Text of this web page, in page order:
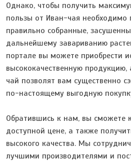
Однако, чтобы получить
пользы от Иван-чая необходимо
правильно собранные,
дальнейшему завариванию
портале вы можете приобрести
высококачественную
чай позволят вам существенно
по-настоящему выгодную
Обратившись к нам, вы сможете
доступной цене, а также
высокого качества. Мы
лучшими производителями и